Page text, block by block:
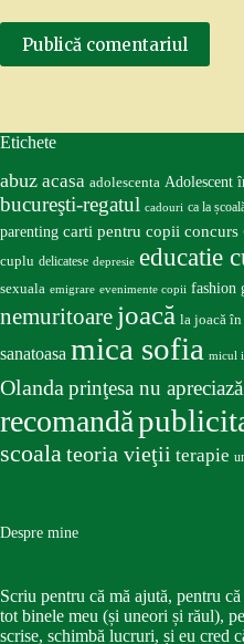
Publică comentariul
Etichete
abuz acasa adolescenta Adolescent
bucureşti-regatul cadouri ca la
parenting carti pentru copii concurs
cuplu delicatese depresie educatie
sexuala emigrare evenimente copii fashion
nemuritoare joacă la joacă
sanatoasa mica sofia micul
Olandaprinţesa nu apreciază
recomandă
scoalateoria vieţii terapie
Despre mine
Scriu pentru că mă ajută, pentru
tot binele meu (și uneori și răul),
scrise, schimbă lucruri, și eu cred